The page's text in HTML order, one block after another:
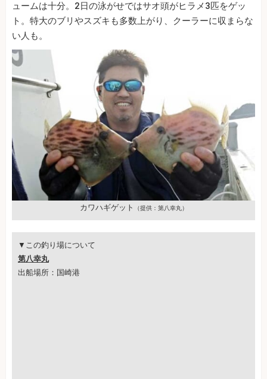
ュームは十分。2日の泳がせではサオ頭がヒラメ3匹をゲッ
ト。特大のブリやスズキも多数上がり、クーラーに収まらな
い人も。
カワハギゲット （提供：第八幸丸）
▼この釣り場について
第八幸丸
出船場所：国崎港